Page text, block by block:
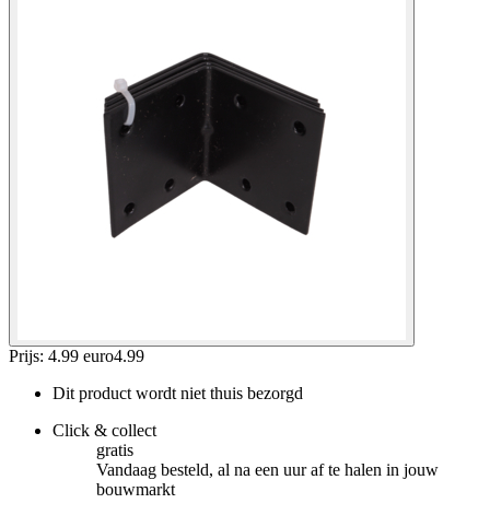
Prijs: 4.99 euro4.99
Dit product wordt niet thuis bezorgd
Click & collect
gratis
Vandaag besteld, al na een uur af te halen in jouw
bouwmarkt